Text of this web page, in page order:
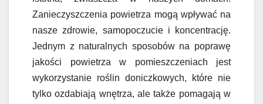
Zanieczyszczenia powietrza mogą wpływać na
nasze zdrowie, samopoczucie i koncentrację.
Jednym z naturalnych sposobów na poprawę
jakości powietrza w pomieszczeniach jest
wykorzystanie roślin doniczkowych, które nie
tylko ozdabiają wnętrza, ale także pomagają w